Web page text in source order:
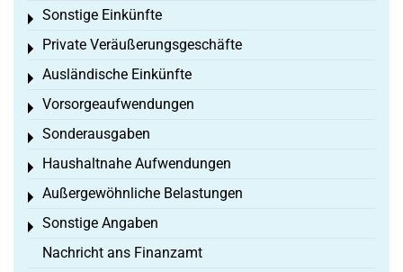
Sonstige Einkünfte
Toggle menu
Private Veräußerungsgeschäfte
Toggle menu
Ausländische Einkünfte
Toggle menu
Vorsorgeaufwendungen
Toggle menu
Sonderausgaben
Toggle menu
Haushaltnahe Aufwendungen
Toggle menu
Außergewöhnliche Belastungen
Toggle menu
Sonstige Angaben
Toggle menu
Nachricht ans Finanzamt